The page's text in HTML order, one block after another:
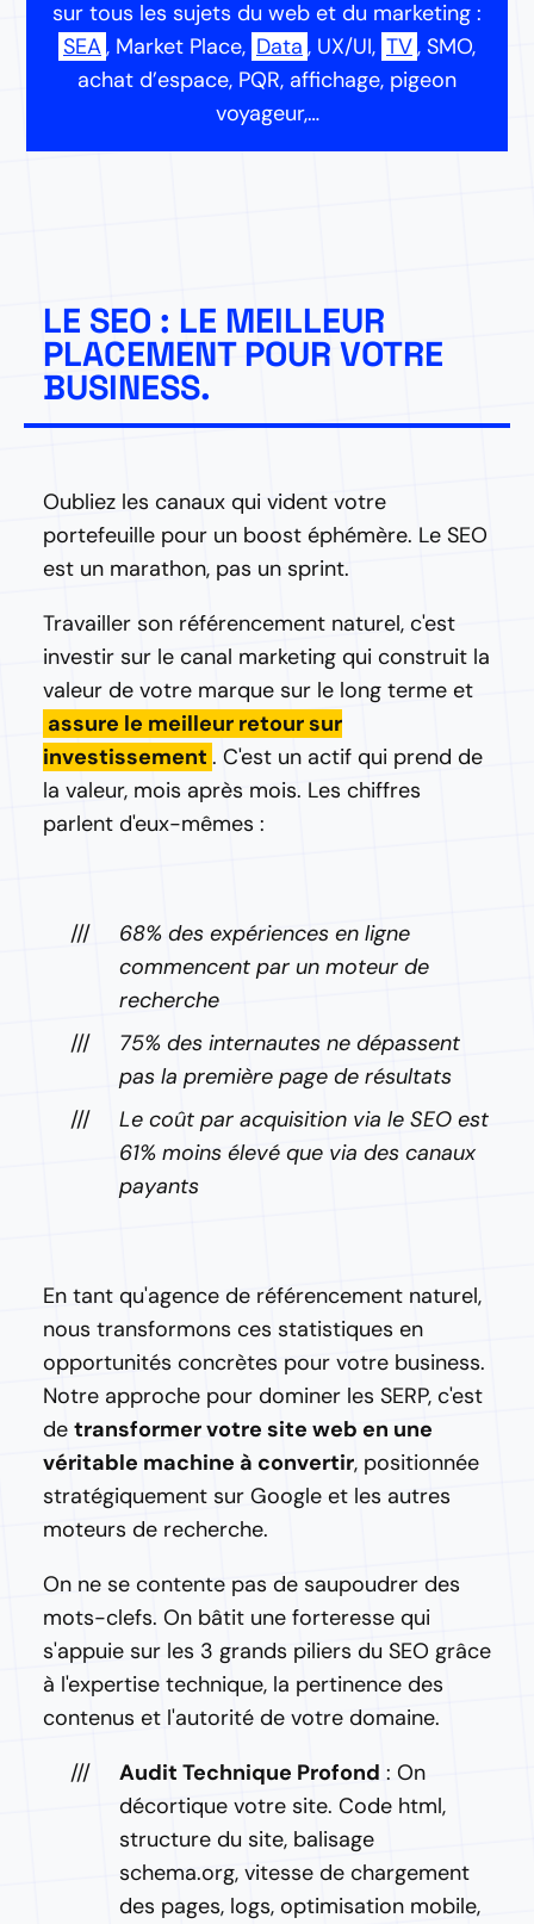
sur tous les sujets du web et du marketing :
SEA, Market Place, Data , UX/UI, TV, SMO,
achat d’espace, PQR, affichage, pigeon
voyageur,…
LE SEO : LE MEILLEUR
PLACEMENT POUR VOTRE
BUSINESS.
Oubliez les canaux qui vident votre
portefeuille pour un boost éphémère. Le SEO
est un marathon, pas un sprint.
Travailler son référencement naturel, c'est
investir sur le canal marketing qui construit la
valeur de votre marque sur le long terme et
assure le meilleur retour sur
investissement . C'est un actif qui prend de
la valeur, mois après mois. Les chiffres
parlent d'eux-mêmes :
68% des expériences en ligne
commencent par un moteur de
recherche
75% des internautes ne dépassent
pas la première page de résultats
Le coût par acquisition via le SEO est
61% moins élevé que via des canaux
payants
En tant qu'agence de référencement naturel,
nous transformons ces statistiques en
opportunités concrètes pour votre business.
Notre approche pour dominer les SERP, c'est
de transformer votre site web en une
véritable machine à convertir, positionnée
stratégiquement sur Google et les autres
moteurs de recherche.
On ne se contente pas de saupoudrer des
mots-clefs. On bâtit une forteresse qui
s'appuie sur les 3 grands piliers du SEO grâce
à l'expertise technique, la pertinence des
contenus et l'autorité de votre domaine.
Audit Technique Profond : On
décortique votre site. Code html,
structure du site, balisage
schema.org, vitesse de chargement
des pages, logs, optimisation mobile,